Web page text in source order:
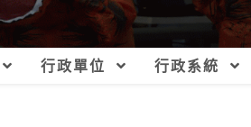
行政單位 行政系統